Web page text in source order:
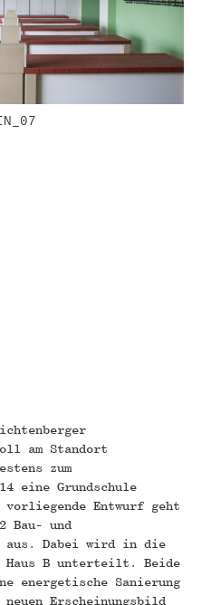
am Standort
zum
eine Grundschule
vorliegende Entwurf geht
Bau- und
aus. Dabei wird in die
Haus B unterteilt. Beide
energetische Sanierung
Erscheinungsbild